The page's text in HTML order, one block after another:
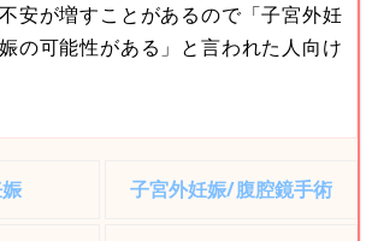
不安が増すことがあるので「子宮外妊
娠の可能性がある」と言われた人向け
子宮外妊娠/腹腔鏡手術